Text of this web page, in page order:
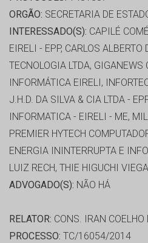
ORGÃO: SECRETARIA DE
INTERESSADO(S): CAPILÉ
EIRELI - EPP, CARLOS ALBERTO
TECNOLOGIA LTDA, GIGANEWS
INFORMÁTICA EIRELI,
J.H.D. DA SILVA & CIA LTDA -
INFORMATICA - EIRELI - ME,
PREMIER HYTECH
ENERGIA ININTERRUPTA E
LUIZ RECH, THIE HIGUCHI
ADVOGADO(S): NÃO HÁ
RELATOR: CONS. IRAN COELHO
PROCESSO: TC/16054/2014